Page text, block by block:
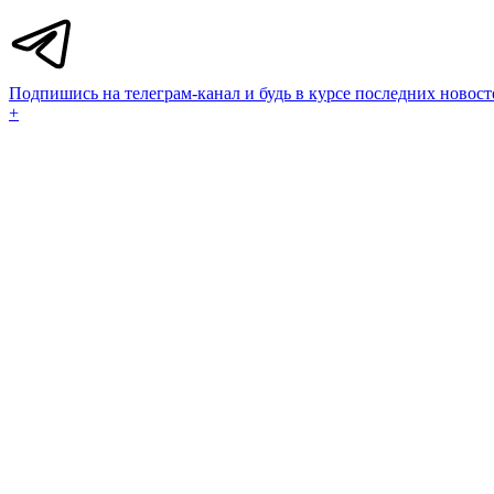
Подпишись на телеграм-канал и будь в курсе последних
+